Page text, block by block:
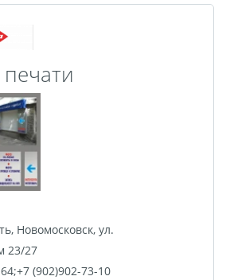
, Новомосковск, ул.
23/27
(902)902-73-10